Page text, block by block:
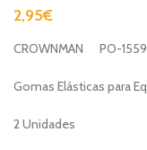
2,95€
CROWNMAN PO-
Gomas Elásticas para
2 Unidades